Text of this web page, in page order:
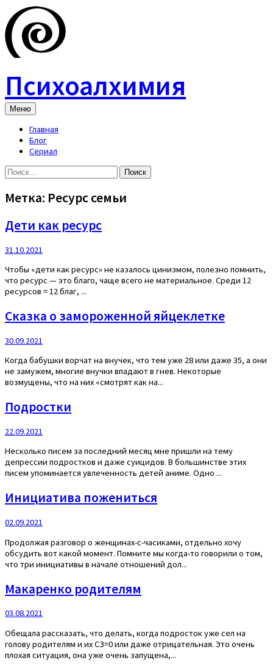
Skip
to
content
Психоалхимия
Меню
Главная
Блог
Сериал
Найти:
Метка: Ресурс семьи
Дети как ресурс
31.10.2021
Чтобы «дети как ресурс» не казалось цинизмом, полезно помнить,
что ресурс — это благо, чаще всего не материальное. Среди 12
ресурсов = 12 благ, ...
Сказка о замороженной яйцеклетке
30.09.2021
Когда бабушки ворчат на внучек, что тем уже 28 или даже 35, а они
не замужем, многие внучки впадают в гнев. Некоторые
возмущены, что на них «смотрят как на...
Подростки
22.09.2021
Несколько писем за последний месяц мне пришли на тему
депрессии подростков и даже суицидов. В большинстве этих
писем упоминается увлеченность детей аниме. Одно ...
Инициатива пожениться
02.09.2021
Продолжая разговор о женщинах-с-часиками, отдельно хочу
обсудить вот какой момент. Помните мы когда-то говорили о том,
что три инициативы в начале отношений дол...
Макаренко родителям
03.08.2021
Обещала рассказать, что делать, когда подросток уже сел на
голову родителям и их СЗ=0 или даже отрицательная. Это очень
плохая ситуация, она уже очень запущена,...